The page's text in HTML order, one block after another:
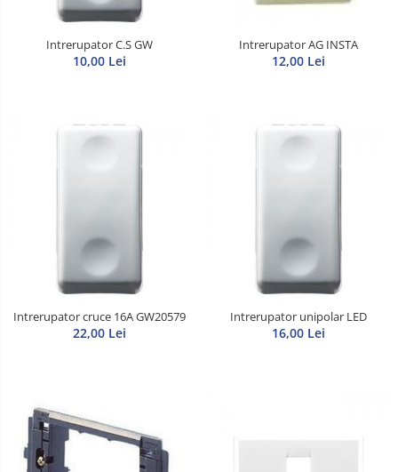
Intrerupator C.S GW
10,00 Lei
Intrerupator AG INSTA
12,00 Lei
Intrerupator cruce 16A GW20579
22,00 Lei
Intrerupator unipolar LED
16,00 Lei